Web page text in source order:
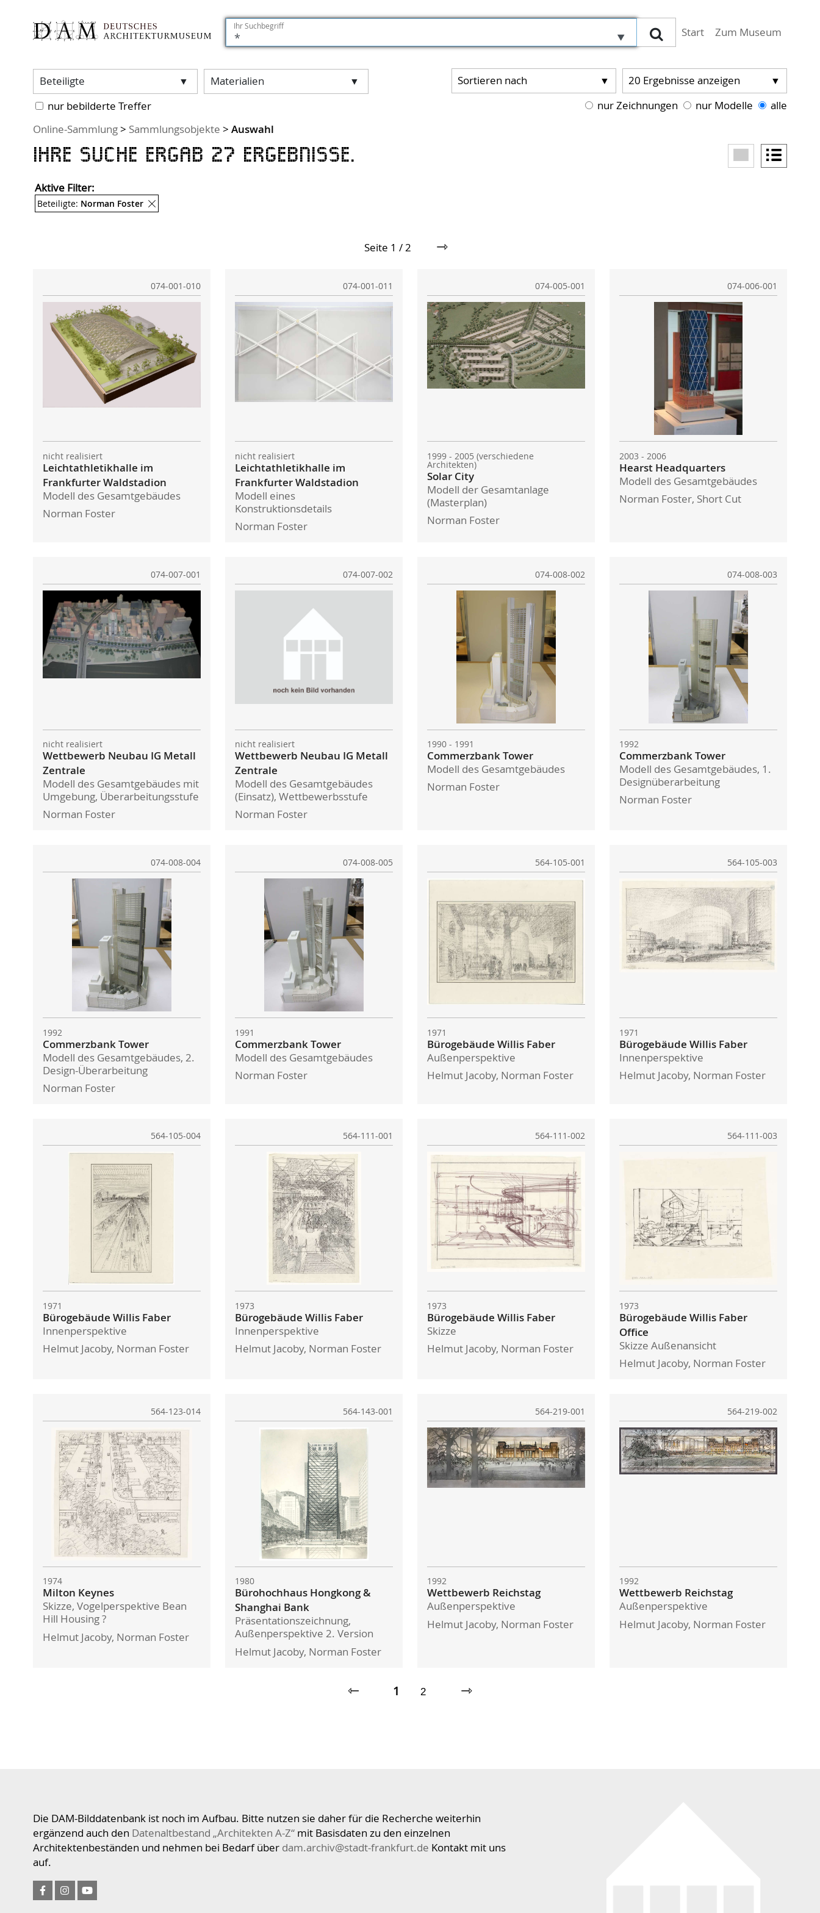
Ihr Suchbegriff
Suchen
Start(aktiv)
Zum Museum
Beteiligte
Materialien
nur bebilderte Treffer
Sortieren nach 20 Ergebnisse anzeigen
nur Zeichnungen
nur Modelle
alle
Sie sind hier:
Online-Sammlung> Sammlungsobjekte > Auswahl
Ihre Suche ergab 27 Ergebnisse.
Aktive Filter:
Entferne Filter
Beteiligte: Norman Foster
Seite 1 / 2 ⇾
074-001-010
nicht realisiert
Leichtathletikhalle im
Frankfurter Waldstadion
Modell des Gesamtgebäudes
Norman Foster
074-001-011
nicht realisiert
Leichtathletikhalle im
Frankfurter Waldstadion
Modell eines
Konstruktionsdetails
Norman Foster
074-005-001
1999 - 2005 (verschiedene
Architekten)
Solar City
Modell der Gesamtanlage
(Masterplan)
Norman Foster
074-006-001
2003 - 2006
Hearst Headquarters
Modell des Gesamtgebäudes
Norman Foster, Short Cut
074-007-001
nicht realisiert
Wettbewerb Neubau IG Metall
Zentrale
Modell des Gesamtgebäudes mit
Umgebung, Überarbeitungsstufe
Norman Foster
074-007-002
nicht realisiert
Wettbewerb Neubau IG Metall
Zentrale
Modell des Gesamtgebäudes
(Einsatz), Wettbewerbsstufe
Norman Foster
074-008-002
1990 - 1991
Commerzbank Tower
Modell des Gesamtgebäudes
Norman Foster
074-008-003
1992
Commerzbank Tower
Modell des Gesamtgebäudes, 1.
Designüberarbeitung
Norman Foster
074-008-004
1992
Commerzbank Tower
Modell des Gesamtgebäudes, 2.
Design-Überarbeitung
Norman Foster
074-008-005
1991
Commerzbank Tower
Modell des Gesamtgebäudes
Norman Foster
564-105-001
1971
Bürogebäude Willis Faber
Außenperspektive
Helmut Jacoby, Norman Foster
564-105-003
1971
Bürogebäude Willis Faber
Innenperspektive
Helmut Jacoby, Norman Foster
564-105-004
1971
Bürogebäude Willis Faber
Innenperspektive
Helmut Jacoby, Norman Foster
564-111-001
1973
Bürogebäude Willis Faber
Innenperspektive
Helmut Jacoby, Norman Foster
564-111-002
1973
Bürogebäude Willis Faber
Skizze
Helmut Jacoby, Norman Foster
564-111-003
1973
Bürogebäude Willis Faber
Office
Skizze Außenansicht
Helmut Jacoby, Norman Foster
564-123-014
1974
Milton Keynes
Skizze, Vogelperspektive Bean
Hill Housing ?
Helmut Jacoby, Norman Foster
564-143-001
1980
Bürohochhaus Hongkong &
Shanghai Bank
Präsentationszeichnung,
Außenperspektive 2. Version
Helmut Jacoby, Norman Foster
564-219-001
1992
Wettbewerb Reichstag
Außenperspektive
Helmut Jacoby, Norman Foster
564-219-002
1992
Wettbewerb Reichstag
Außenperspektive
Helmut Jacoby, Norman Foster
⇽ 1 2 ⇾
Die DAM-Bilddatenbank ist noch im Aufbau. Bitte nutzen sie daher für die Recherche weiterhin
ergänzend auch den Datenaltbestand „Architekten A-Z“mit Basisdaten zu den einzelnen
Architektenbeständen und nehmen bei Bedarf über dam.archiv@stadt-frankfurt.de Kontakt mit uns
auf.